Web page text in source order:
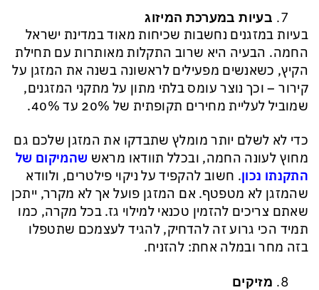
בעיות במערכת המיזוג
בעיות במזגנים נחשבות שכיחות מאוד במדינת ישראל
החמה. הבעיה היא שרוב התקלות מאותרות עם תחילת
הקיץ, כשאנשים מפעילים לראשונה בשנה את המזגן על
קירור – וכך נוצר עומס בלתי מתון על מתקני המזגנים,
שמוביל לעליית מחירים תקופתית של 20% עד 40%.
כדי לא לשלם יותר מומלץ שתבדקו את המזגן שלכם גם
מחוץ לעונה החמה, ובכלל תוודאו מראש שהמיקום של
התקנתו נכון. חשוב להקפיד על ניקוי פילטרים, ולוודא
שהמזגן לא מטפטף. אם המזגן פועל אך לא מקרר, ייתכן
שאתם צריכים להזמין טכנאי למילוי גז. בכל מקרה, כמו
תמיד הכי גרוע זה להדחיק, להגיד לעצמכם שתטפלו
בזה מחר ובמלה אחת: להזניח.
מזיקים